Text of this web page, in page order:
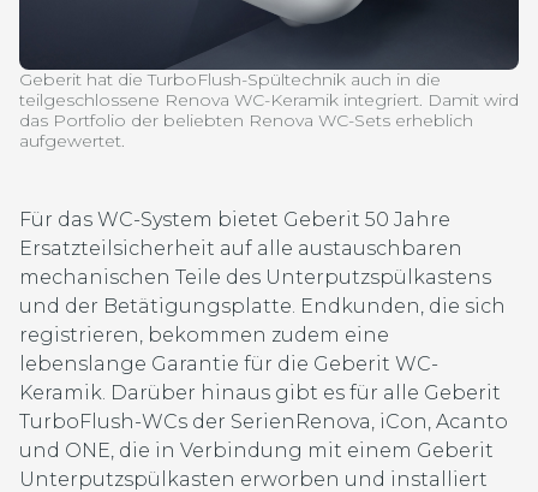
Geberit hat die TurboFlush-Spültechnik auch in die
teilgeschlossene Renova WC-Keramik integriert. Damit wird
das Portfolio der beliebten Renova WC-Sets erheblich
aufgewertet.
Für das WC-System bietet Geberit 50 Jahre
Ersatzteilsicherheit auf alle austauschbaren
mechanischen Teile des Unterputzspülkastens
und der Betätigungsplatte. Endkunden, die sich
registrieren, bekommen zudem eine
lebenslange Garantie für die Geberit WC-
Keramik. Darüber hinaus gibt es für alle Geberit
TurboFlush-WCs der SerienRenova, iCon, Acanto
und ONE, die in Verbindung mit einem Geberit
Unterputzspülkasten erworben und installiert